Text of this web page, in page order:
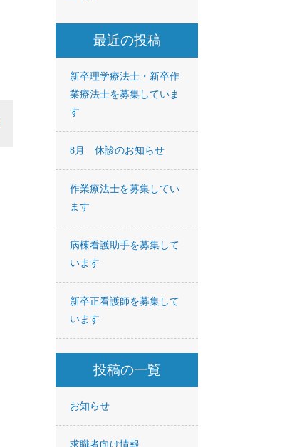
最近の投稿
新卒理学療法士・新卒作
業療法士を募集していま
す
8月 休診のお知らせ
作業療法士を募集してい
ます
病棟看護助手を募集して
います
新卒正看護師を募集して
います
投稿の一覧
お知らせ
求職者向け情報